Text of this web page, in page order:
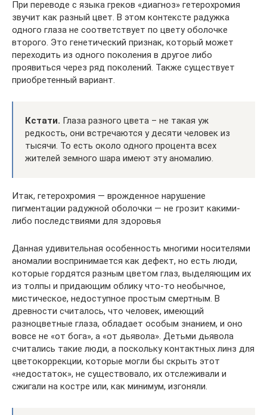
При переводе с языка греков «диагноз» гетерохромия
звучит как разный цвет. В этом контексте радужка
одного глаза не соответствует по цвету оболочке
второго. Это генетический признак, который может
переходить из одного поколения в другое либо
проявиться через ряд поколений. Также существует
приобретенный вариант.
Кстати. Глаза разного цвета – не такая уж
редкость, они встречаются у десяти человек из
тысячи. То есть около одного процента всех
жителей земного шара имеют эту аномалию.
Итак, гетерохромия — врожденное нарушение
пигментации радужной оболочки — не грозит какими-
либо последствиями для здоровья
Данная удивительная особенность многими носителями
аномалии воспринимается как дефект, но есть люди,
которые гордятся разным цветом глаз, выделяющим их
из толпы и придающим облику что-то необычное,
мистическое, недоступное простым смертным. В
древности считалось, что человек, имеющий
разноцветные глаза, обладает особым знанием, и оно
вовсе не «от бога», а «от дьявола». Детьми дьявола
считались такие люди, а поскольку контактных линз для
цветокоррекции, которые могли бы скрыть этот
«недостаток», не существовало, их отслеживали и
сжигали на костре или, как минимум, изгоняли.